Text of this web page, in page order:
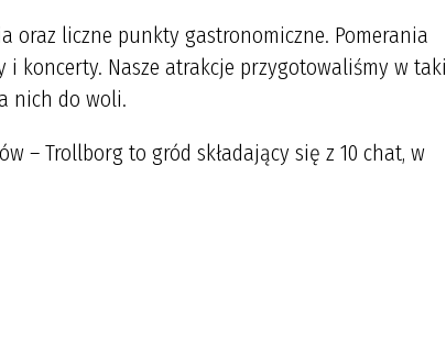
oraz liczne punkty gastronomiczne. Pomerania
koncerty. Nasze atrakcje przygotowaliśmy w taki
nich do woli.
– Trollborg to gród składający się z 10 chat, w